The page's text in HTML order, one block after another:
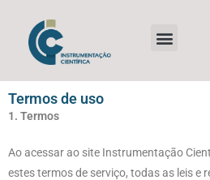
Termos de uso
1. Termos
Ao acessar ao site Instrumentação
estes termos de serviço, todas as leis e